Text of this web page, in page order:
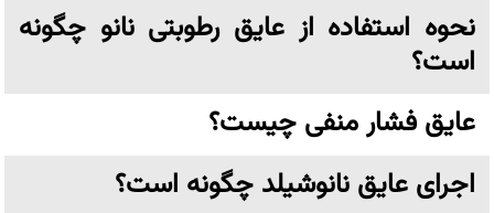
نحوه استفاده از عایق رطوبتی نانو چگونه
است؟
عایق فشار منفی چیست؟
اجرای عایق نانوشیلد چگونه است؟